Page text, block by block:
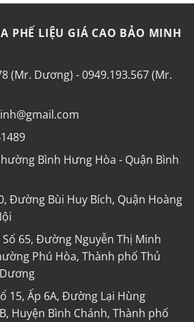
PHẾ LIỆU GIÁ CAO BẢO MINH
(Mr. Dương) - 0949.193.567 (Mr.
Bình Hưng Hòa - Quận Bình
Đường Bùi Huy Bích, Quận Hoàng
65, Đường Nguyễn Thị Minh
Phú Hòa, Thành phố Thủ
15, Ấp 6A, Đường Lại Hùng
Huyện Bình Chánh, Thành phố